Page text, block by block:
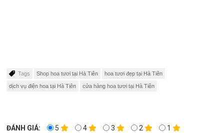
Tags Shop hoa tươi tại Hà Tiên hoa tươi đẹp tại Hà Tiên
dịch vụ điện hoa tại Hà Tiên cửa hàng hoa tươi tại Hà Tiên
ĐÁNH GIÁ: 5 4 3 2 1